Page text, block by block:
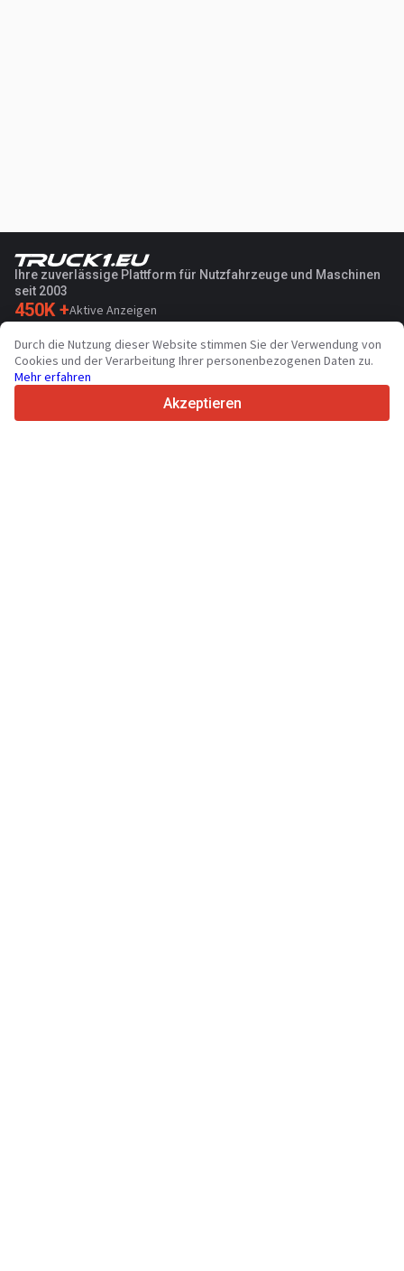
Ihre zuverlässige Plattform für Nutzfahrzeuge und Maschinen
seit 2003
450K +Aktive Anzeigen
36Unterstützte Sprachen
4.7/5
Durch die Nutzung dieser Website stimmen Sie der Verwendung von
Cookies und der Verarbeitung Ihrer personenbezogenen Daten zu.
Mehr erfahren
Akzeptieren